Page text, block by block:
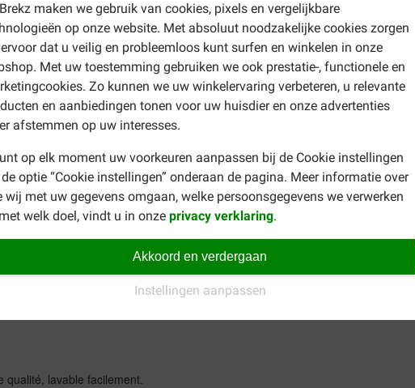
maken we gebruik van cookies, pixels en vergelijkbare
op onze website. Met absoluut noodzakelijke cookies zorgen
dat u veilig en probleemloos kunt surfen en winkelen in onze
Met uw toestemming gebruiken we ook prestatie-, functionele en
Zo kunnen we uw winkelervaring verbeteren, u relevante
en aanbiedingen tonen voor uw huisdier en onze advertenties
afstemmen op uw interesses.
op elk moment uw voorkeuren aanpassen bij de Cookie instellingen
optie “Cookie instellingen” onderaan de pagina. Meer informatie over
wij met uw gegevens omgaan, welke persoonsgegevens we verwerken
welk doel, vindt u in onze privacy verklaring.
Akkoord en verdergaan
Instellingen aanpassen
hondenkussen . Voor een overzicht van onze overige
Pierrette
26-05-2024
Très bien
Translate to English
lavable facilement.